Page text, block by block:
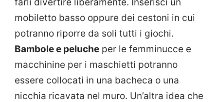
mobiletto basso oppure dei cestoni in cui
potranno riporre da soli tutti i giochi.
Bambole e peluche per le femminucce e
macchinine per i maschietti potranno
essere collocati in una bacheca o una
nicchia ricavata nel muro. Un’altra idea che